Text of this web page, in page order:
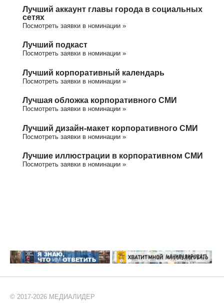
Лучший аккаунт главы города в социальных
сетях
Посмотреть заявки в номинации »
Лучший подкаст
Посмотреть заявки в номинации »
Лучший корпоративный календарь
Посмотреть заявки в номинации »
Лучшая обложка корпоративного СМИ
Посмотреть заявки в номинации »
Лучший дизайн-макет корпоративного СМИ
Посмотреть заявки в номинации »
Лучшие иллюстрации в корпоративном СМИ
Посмотреть заявки в номинации »
© 2017-2026 МЕДИАЛИДЕР